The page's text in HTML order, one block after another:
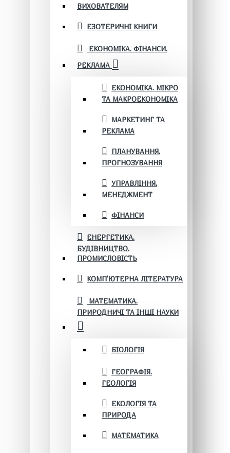
ВИХОВАТЕЛЯМ
ЕЗОТЕРИЧНІ КНИГИ
ЕКОНОМІКА. ФІНАНСИ.
РЕКЛАМА
ЕКОНОМІКА. МІКРО
ТА МАКРОЕКОНОМІКА
МАРКЕТИНГ ТА
РЕКЛАМА
ПЛАНУВАННЯ.
ПРОГНОЗУВАННЯ
УПРАВЛІННЯ.
МЕНЕДЖМЕНТ
ФІНАНСИ
ЕНЕРГЕТИКА.
БУДІВНИЦТВО.
ПРОМИСЛОВІСТЬ
КОМП'ЮТЕРНА ЛІТЕРАТУРА
МАТЕМАТИКА.
ПРИРОДНИЧІ ТА ІНШІ НАУКИ
БІОЛОГІЯ
ГЕОГРАФІЯ.
ГЕОЛОГІЯ
ЕКОЛОГІЯ ТА
ПРИРОДА
МАТЕМАТИКА